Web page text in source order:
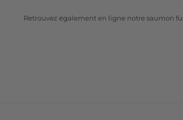
Retrouvez également en ligne notre saumon